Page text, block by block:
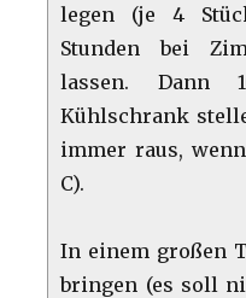
legen (je 4
Stunden bei
lassen. Dann
Kühlschrank
immer raus,
C).
In einem großen
bringen (es soll